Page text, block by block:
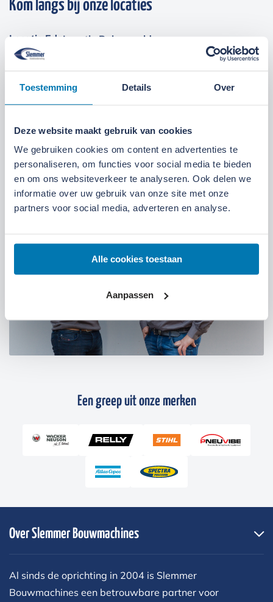
Toestemming Details Over
Deze website maakt gebruik van cookies
We gebruiken cookies om content en advertenties te
personaliseren, om functies voor social media te bieden
en om ons websiteverkeer te analyseren. Ook delen we
informatie over uw gebruik van onze site met onze
partners voor social media, adverteren en analyse.
Alle cookies toestaan
Aanpassen
Kom langs bij onze locaties
Locatie Ede Locatie Ruinerwold
Maandag t/m zaterdag open. Bereikbaar via0318-
07:30 tot 12:00 uur Zaterdag
Een greep uit onze merken
Over Slemmer Bouwmachines
Al sinds de oprichting in 2004 is Slemmer
Bouwmachines een betrouwbare partner voor